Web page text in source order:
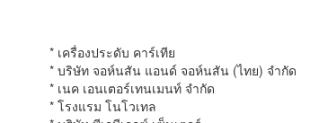
* เครื่องประดับ คาร์เทีย
* บริษัท จอห์นสัน แอนด์ จอห์นสัน (ไทย) จำกัด
* เนค เอนเตอร์เทนเมนท์ จำกัด
* โรงแรม โนโวเทล